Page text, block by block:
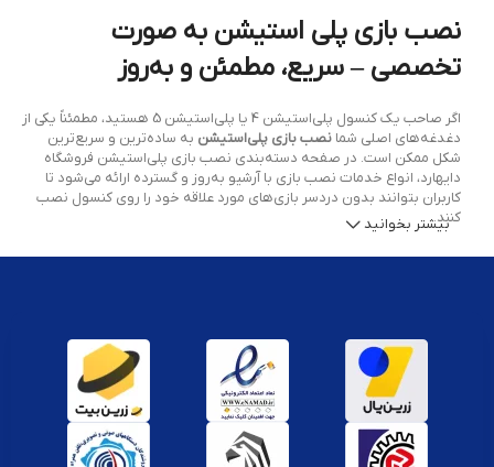
نصب بازی پلی استیشن به صورت
تخصصی – سریع، مطمئن و به‌روز
اگر صاحب یک کنسول پلی‌استیشن 4 یا پلی‌استیشن 5 هستید، مطمئناً یکی از
دغدغه‌های اصلی شما نصب بازی پلی‌استیشن به ساده‌ترین و سریع‌ترین
شکل ممکن است. در صفحه دسته‌بندی نصب بازی پلی‌استیشن فروشگاه
دایهارد، انواع خدمات نصب بازی با آرشیو به‌روز و گسترده ارائه می‌شود تا
کاربران بتوانند بدون دردسر بازی‌های مورد علاقه خود را روی کنسول نصب
کنند.
چرا نصب بازی پلی‌استیشن مهم است؟
می‌کند، بلکه باعث افزایش طول عمر حافظه و سیستم عامل کنسول می‌شود.
علاوه بر این، نصب حرفه‌ای بازی‌ها شامل آخرین آپدیت‌ها و رفع مشکلات فنی
است که تجربه گیمینگ را به سطحی بالاتر ارتقاء می‌دهد.
خدمات ارائه شده در نصب بازی پلی‌استیشن
دایهارد
بیشتر بخوانید